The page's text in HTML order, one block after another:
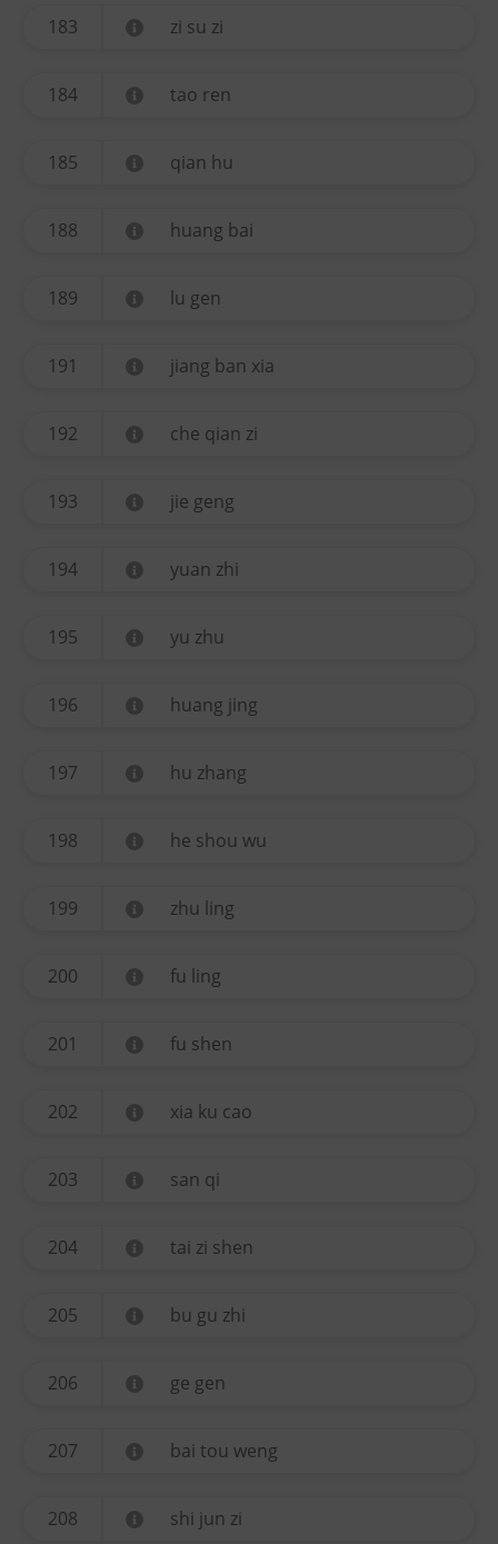
183 zi su zi
184 tao ren
185 qian hu
188 huang bai
189 lu gen
191 jiang ban xia
192 che qian zi
193 jie geng
194 yuan zhi
195 yu zhu
196 huang jing
197 hu zhang
198 he shou wu
199 zhu ling
200 fu ling
201 fu shen
202 xia ku cao
203 san qi
204 tai zi shen
205 bu gu zhi
206 ge gen
207 bai tou weng
208 shi jun zi